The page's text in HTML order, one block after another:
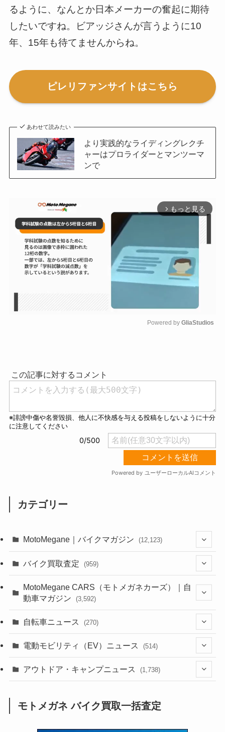
るように、なんとか日本メーカーの奮起に期待
したいですね。ビアッジさんが言うように10
年、15年も待てませんからね。
ピレリファンサイトはこちら
あわせて読みたい
より実践的なライディングレクチ
ャーはプロライダーとマンツーマ
ンで
arrow_forward_ios もっと見る
Powered by GliaStudios
カテゴリー
MotoMegane｜バイクマガジン (12,123)
(44)
(637)
(118)
(60)
(31)
(251)
(38)
(24)
(249)
(64)
(306)
(6,953)
(2,473)
(249)
(1,226)
(12)(66)
(1,138)
バイク買取査定 (959)
(352)
MotoMegane CARS（モトメガネカーズ）｜自
動車マガジン
(3,592)
(184)
(137)
(72)
(2,735)
(126)
自転車ニュース (270)
(54)
(211)
電動モビリティ（EV）ニュース (514)
(132)
(171)
アウトドア・キャンプニュース (1,738)
モトメガネ バイク買取一括査定